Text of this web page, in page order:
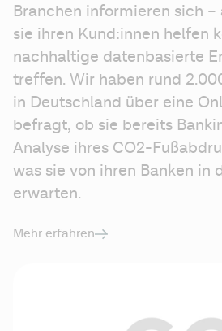
Branchen informieren sich
sie ihren Kund:innen helfen
nachhaltige datenbasierte
treffen. Wir haben rund
in Deutschland über eine
befragt, ob sie bereits
Analyse ihres CO2-
was sie von ihren Banken in
erwarten.
Mehr erfahren